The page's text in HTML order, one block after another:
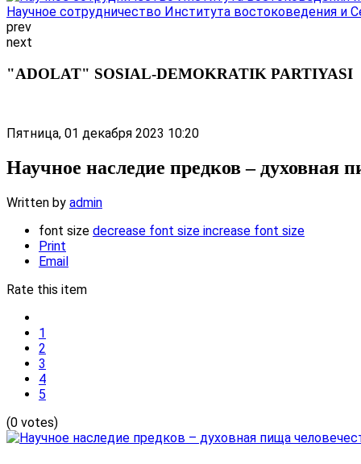
Научное сотрудничество Института востоковедения и
prev
next
"ADOLAT" SOSIAL-DEMOKRATIK PARTIYASI
Пятница, 01 декабря 2023 10:20
Научное наследие предков – духовная
Written by admin
font size decrease font size increase font size
Print
Email
Rate this item
1
2
3
4
5
(0 votes)